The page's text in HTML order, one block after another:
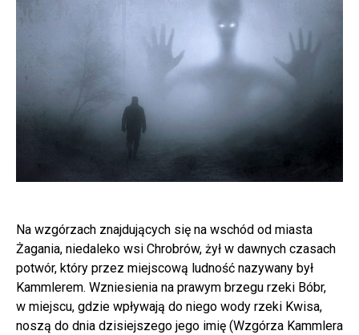
Na wzgórzach znajdujących się na wschód od miasta
Żagania, niedaleko wsi Chrobrów, żył w dawnych czasach
potwór, który przez miejscową ludność nazywany był
Kammlerem. Wzniesienia na prawym brzegu rzeki Bóbr,
w miejscu, gdzie wpływają do niego wody rzeki Kwisa,
noszą do dnia dzisiejszego jego imię (Wzgórza Kammlera